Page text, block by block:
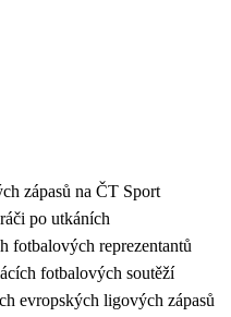
zápasů na ČT Sport
po utkáních
fotbalových reprezentantů
fotbalových soutěží
evropských ligových zápasů